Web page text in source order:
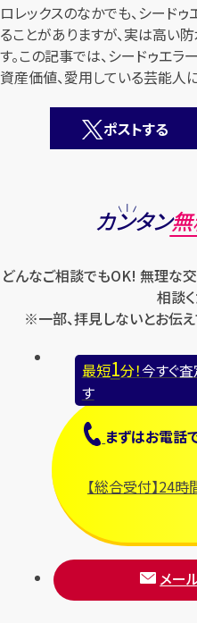
最短1 分！今す
まずはお電
【総合受付】
ロレックスのなかでも、シード
ることがありますが、実は高い
す。この記事では、シードゥエ
資産価値、愛用している芸能人
ポストする
カンタン
どんなご相談でもOK! 無理な
相談
※一部、拝見しないとお伝
最短1分！今すぐ
す
まずはお電話
【総合受付】24
メー